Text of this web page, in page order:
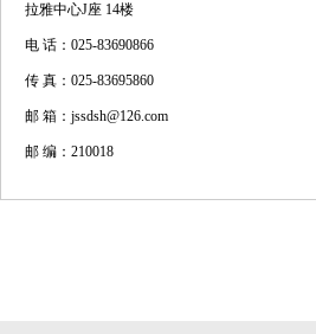
拉雅中心J座 14楼
电 话：025-83690866
传 真：025-83695860
邮 箱：jssdsh@126.com
邮 编：210018